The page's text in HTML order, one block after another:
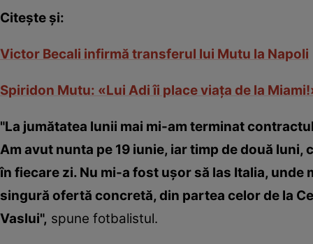
Citeşte şi:
Victor Becali infirmă transferul lui Mutu la Napoli
Spiridon Mutu: «Lui Adi îi place viaţa de la
"La jumătatea lunii mai mi-am terminat
Am avut nunta pe 19 iunie, iar timp de două
în fiecare zi. Nu mi-a fost uşor să las Italia, unde
singură ofertă concretă, din partea celor de la
Vaslui", spune fotbalistul.